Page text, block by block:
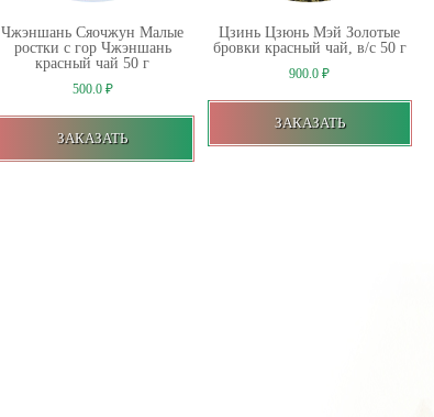
Чжэншань Сяочжун Малые
ростки с гор Чжэншань
красный чай 50 г
500.0 ₽
ЗАКАЗАТЬ
Цзинь Цзюнь Мэй Золотые
бровки красный чай, в/c 50 г
900.0₽
ЗАКАЗАТЬ